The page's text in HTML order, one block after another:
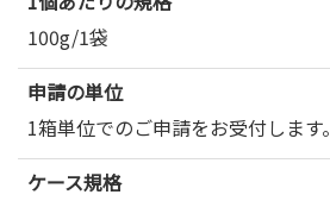
100g/1袋
申請の単位
1箱単位でのご申請をお受付します。
ケース規格